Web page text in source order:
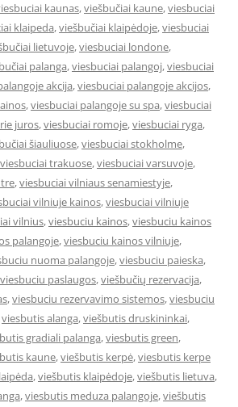
kaunas,viešbučiai kaune,viesbuciai
klaipeda,viešbučiai klaipėdoje,viesbuciai
lietuvoje,viesbuciai londone,
palanga,viesbuciai palangoj,viesbuciai
akcija,viesbuciai palangoje akcijos,
,viesbuciai palangoje su spa,viesbuciai
juros,viesbuciai romoje,viesbuciai ryga,
šiauliuose,viesbuciai stokholme,
viesbuciai trakuose,viesbuciai varsuvoje,
,viesbuciai vilniaus senamiestyje,
vilniuje kainos,viesbuciai vilniuje
vilnius,viesbuciu kainos,viesbuciu kainos
palangoje,viesbuciu kainos vilniuje,
nuoma palangoje,viesbuciu paieska,
viesbuciu paslaugos,viešbučių rezervacija,
,viesbuciu rezervavimo sistemos,viesbuciu
viesbutis alanga,viešbutis druskininkai,
gradiali palanga,viesbutis green,
kaune,viešbutis kerpė,viesbutis kerpe
,viešbutis klaipėdoje,viešbutis lietuva,
,viesbutis meduza palangoje,viešbutis